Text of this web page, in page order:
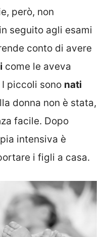
però, non
seguito agli esami
conto di avere
come le aveva
piccoli sono nati
donna non è stata,
facile. Dopo
intensiva è
i figli a casa.